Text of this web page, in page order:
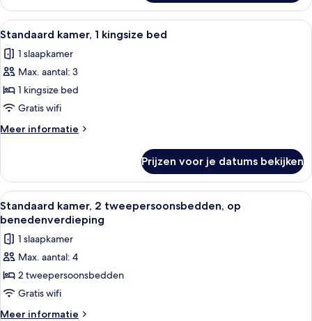
laden
kamer,
kingsize
uitzicht
op
Alle
foto's
voor
Standaard
kamer,
1
kingsize
bed
Een hotelkamer met een groot bed,
5
Standaard kamer, 1 kingsize bed
1 slaapkamer
Max. aantal: 3
1 kingsize bed
Gratis wifi
Meer informatie
Meer
kamer,
kingsize
bed
Prijzen voor je datums bekijken
Alle
foto's
voor
Standaard
kamer,
2
tweepersoonsbedden,
op
Een hotelkamer met twee bedden,
5
Standaard kamer, 2 tweepersoonsbedden, op
benedenverdieping
1 slaapkamer
Max. aantal: 4
2 tweepersoonsbedden
Gratis wifi
Meer informatie
Meer